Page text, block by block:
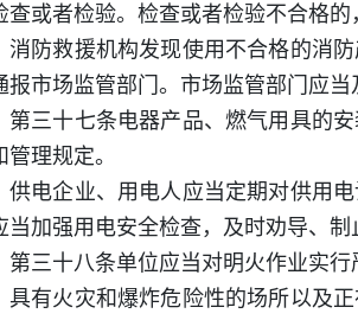
查或者检验。检查或者检验不合格
消防救援机构发现使用不合格的消
报市场监管部门。市场监管部门应
第三十七条电器产品、燃气用具的
管理规定。
供电企业、用电人应当定期对供用
当加强用电安全检查，及时劝导、
第三十八条单位应当对明火作业实
具有火灾和爆炸危险性的场所以及